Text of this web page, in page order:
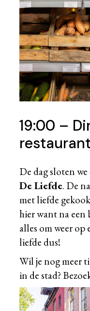
19:00 –
De dag sloten
De Liefde. De
met liefde
hier want na een
alles om weer
liefde dus!
Wil je nog meer
in de stad?